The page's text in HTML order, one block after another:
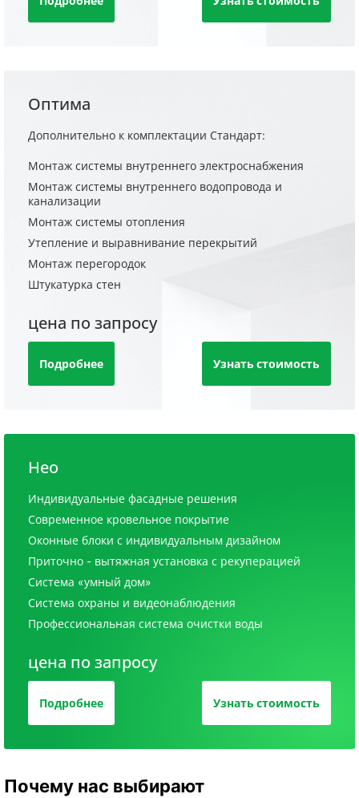
Оптима
Дополнительно к комплектации Стандарт:
Монтаж системы внутреннего электроснабжения
Монтаж системы внутреннего водопровода и
канализации
Монтаж системы отопления
Утепление и выравнивание перекрытий
Монтаж перегородок
Штукатурка стен
цена по запросу
Подробнее Узнать стоимость
Нео
Индивидуальные фасадные решения
Современное кровельное покрытие
Оконные блоки с индивидуальным дизайном
Приточно - вытяжная установка с рекуперацией
Система «умный дом»
Система охраны и видеонаблюдения
Профессиональная система очистки воды
цена по запросу
Подробнее Узнать стоимость
Почему нас выбирают